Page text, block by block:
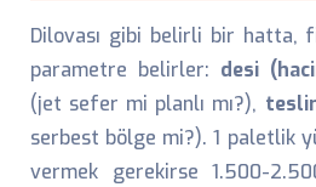
Dilovası gibi belirli bir hatta,
parametre belirler: desi
(jet sefer mi planlı mı?),
serbest bölge mi?). 1 paletlik
vermek gerekirse 1.500-